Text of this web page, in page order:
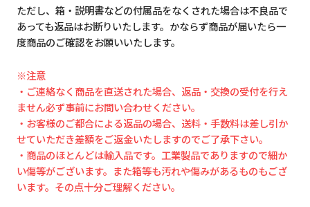
ただし、箱・説明書などの付属品をなくされた場合は不良品で
あっても返品はお断りいたします。かならず商品が届いたら一
度商品のご確認をお願いいたします。
※注意
・ご連絡なく商品を直送された場合、返品・交換の受付を行え
ません必ず事前にお問い合わせください。
・お客様のご都合による返品の場合、送料・手数料は差し引か
せていただき差額をご返金いたしますのでご了承下さい。
・商品のほとんどは輸入品です。工業製品でありますので細か
い傷等がございます。また箱等も汚れや傷みがあるものもござ
います。その点十分ご理解ください。